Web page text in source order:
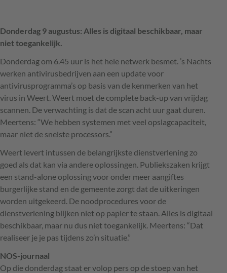
Donderdag 9 augustus: Alles is digitaal beschikbaar, maar
niet toegankelijk.
Donderdag om 6.45 uur is het hele netwerk besmet. ’s Nachts
werken antivirusbedrijven aan een update voor
antivirusprogramma’s op basis van de kenmerken van het
virus in Weert. Weert moet de complete back-up van vrijdag
scannen. De verwachting is dat de scan acht uur gaat duren.
Meertens: “We hebben systemen met veel opslagcapaciteit,
maar niet de snelste processors.”
Weert levert intussen de belangrijkste dienstverlening zo
goed als dat kan via andere oplossingen. Publiekszaken krijgt
een stand-alone oplossing voor onder meer aangiftes
burgerlijke stand en de gemeente zorgt dat de uitkeringen
worden uitgekeerd. De noodprocedures voor de
dienstverlening blijken niet op papier te staan. Alles is digitaal
beschikbaar, maar nu dus niet toegankelijk. Meertens: “Dat
realiseer je je pas tijdens zo’n situatie.”
NOS-journaal
Op die donderdag staat er volop pers op de stoep van het